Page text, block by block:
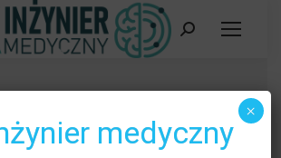
Szukaj:
Łosiowisko
medyczny
×